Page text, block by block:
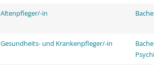
Altenpfleger/-in
Gesundheits- und Krankenpfleger/-in